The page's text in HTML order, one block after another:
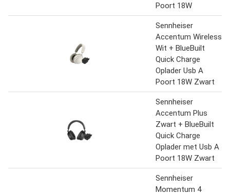
Poort 18W
Sennheiser
Accentum Wireless
Wit + BlueBuilt
Quick Charge
Oplader Usb A
Poort 18W Zwart
Sennheiser
Accentum Plus
Zwart + BlueBuilt
Quick Charge
Oplader met Usb A
Poort 18W Zwart
Sennheiser
Momentum 4